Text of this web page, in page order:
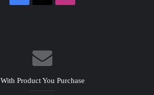
With Product You Purchase